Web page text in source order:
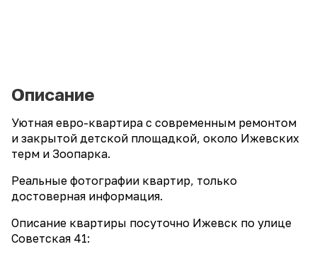
Описание
Уютная евро-квартира с современным ремонтом
и закрытой детской площадкой, около Ижевских
терм и Зоопарка.
Реальные фотографии квартир, только
достоверная информация.
Описание квартиры посуточно Ижевск по улице
Советская 41: